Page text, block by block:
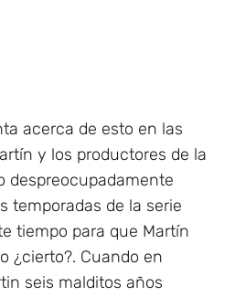
acerca de esto en las
y los productores de la
despreocupadamente
temporadas de la serie
tiempo para que Martín
¿cierto?. Cuando en
seis malditos años